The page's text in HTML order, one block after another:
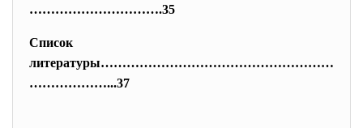
………………………….35
Список
литературы………………………………………………
………………...37